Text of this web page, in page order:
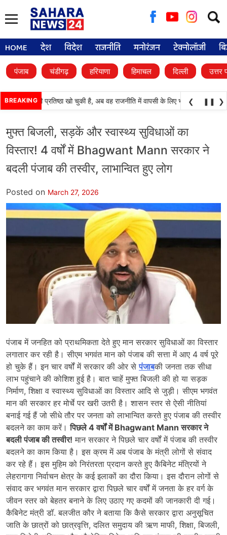
for:
HOME देश विदेश राजनीति मनोरंजन टेक्नोलॉजी
पंजाब चंडीगढ़ हरियाणा हिमाचल दिल्ली उत्तर
BREAKING
दल) अपनी प्रतिष्ठा खो चुकी है, अब वह राजनीति में वापसी के लिए भाजपा से
❮ ❚❚ ❯
मुफ्त बिजली, सड़कें और स्वास्थ्य सुविधाओं का
विस्तार! 4 वर्षों में Bhagwant Mann सरकार ने
बदली पंजाब की तस्वीर, लाभान्वित हुए लोग
Posted on March 27, 2026
पंजाब में जनहित को प्राथमिकता देते हुए मान सरकार सुविधाओं का विस्तार
लगातार कर रही है। सीएम भगवंत मान को पंजाब की सत्ता में आए 4 वर्ष पूरे
हो चुके हैं। इन चार वर्षों में सरकार की ओर सेपंजाबकी जनता तक सीधा
लाभ पहुंचाने की कोशिश हुई है। बात चाहें मुफ्त बिजली की हो या सड़क
निर्माण, शिक्षा व स्वास्थ्य सुविधाओं का विस्तार आदि से जुड़ी। सीएम भगवंत
मान की सरकार हर मोर्चे पर खरी उतरी है। शासन स्तर से ऐसी नीतियां
बनाई गई हैं जो सीधे तौर पर जनता को लाभान्वित करते हुए पंजाब की तस्वीर
बदलने का काम करें।पिछले 4 वर्षों में Bhagwant Mann सरकार ने
बदली पंजाब की तस्वीर! मान सरकार ने पिछले चार वर्षों में पंजाब की तस्वीर
बदलने का काम किया है। इस क्रम में अब पंजाब के मंत्री लोगों से संवाद
कर रहे हैं। इस मुहिम को निरंतरता प्रदान करते हुए कैबिनेट मंत्रियों ने
लेहरागागा निर्वाचन क्षेत्र के कई इलाकों का दौरा किया। इस दौरान लोगों से
संवाद कर भगवंत मान सरकार द्वारा पिछले चार वर्षों में जनता के हर वर्ग के
जीवन स्तर को बेहतर बनाने के लिए उठाए गए कदमों की जानकारी दी गई।
कैबिनेट मंत्री डॉ. बलजीत कौर ने बताया कि कैसे सरकार द्वारा अनुसूचित
जाति के छात्रों को छात्रवृत्ति, दलित समुदाय की ऋण माफी, शिक्षा, बिजली,